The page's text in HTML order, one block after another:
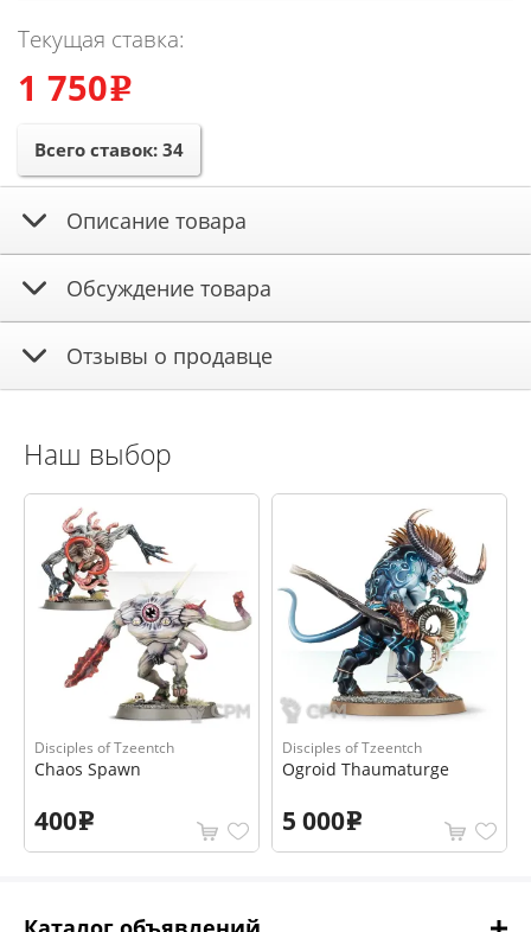
Текущая ставка:
1 750e
Всего ставок: 34
Описание товара
Обсуждение товара
Отзывы о продавце
Наш выбор
Disciples of Tzeentch
Chaos Spawn
400e
Disciples of Tzeentch
Ogroid Thaumaturge
5 000e